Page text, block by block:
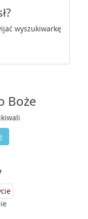
wyszukiwarkę
Boże